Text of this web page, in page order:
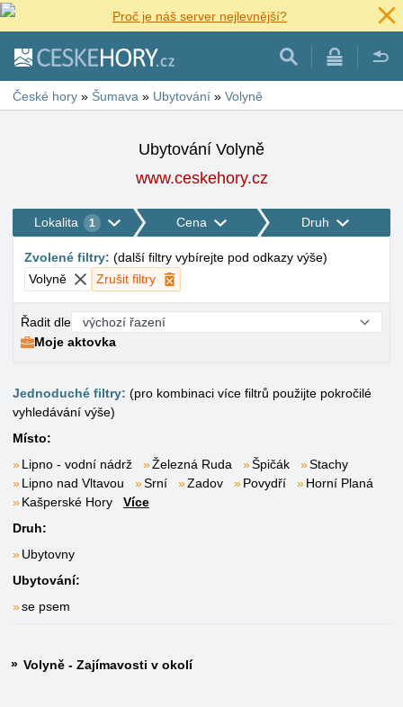
Proč je náš server nejlevnější?
České hory » Šumava » Ubytování » Volyně
Ubytování Volyně
www.ceskehory.cz
Lokalita 1 Cena Druh
Zvolené filtry: (další filtry vybírejte pod odkazy výše)
Volyně
Zrušit filtry
Řadit dle
Moje aktovka
Jednoduché filtry: (pro kombinaci více filtrů použijte pokročilé
vyhledávání výše)
Místo:
Lipno - vodní nádrž
Železná Ruda Špičák
Stachy
Lipno nad Vltavou
Srní Zadov Povydří
Horní Planá
Kašperské Hory
Více
Druh:
Ubytovny
Ubytování:
se psem
Volyně - Zajímavosti v okolí